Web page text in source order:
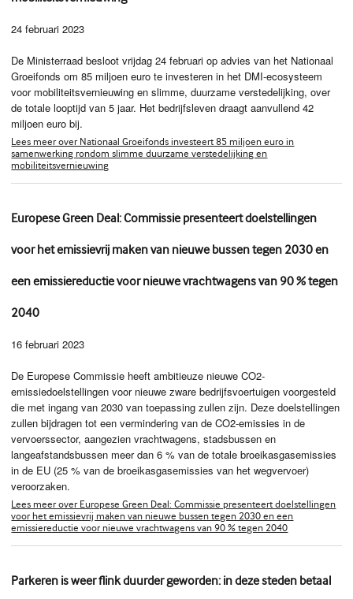
24 februari 2023
De Ministerraad besloot vrijdag 24 februari op advies van het Nationaal
Groeifonds om 85 miljoen euro te investeren in het DMI-ecosysteem
voor mobiliteitsvernieuwing en slimme, duurzame verstedelijking, over
de totale looptijd van 5 jaar. Het bedrijfsleven draagt aanvullend 42
miljoen euro bij.
Lees meer over Nationaal Groeifonds investeert 85 miljoen euro in
samenwerking rondom slimme duurzame verstedelijking en
mobiliteitsvernieuwing
Europese Green Deal: Commissie presenteert doelstellingen
voor het emissievrij maken van nieuwe bussen tegen 2030 en
een emissiereductie voor nieuwe vrachtwagens van 90 % tegen
2040
16 februari 2023
De Europese Commissie heeft ambitieuze nieuwe CO2-
emissiedoelstellingen voor nieuwe zware bedrijfsvoertuigen voorgesteld
die met ingang van 2030 van toepassing zullen zijn. Deze doelstellingen
zullen bijdragen tot een vermindering van de CO2-emissies in de
vervoerssector, aangezien vrachtwagens, stadsbussen en
langeafstandsbussen meer dan 6 % van de totale broeikasgasemissies
in de EU (25 % van de broeikasgasemissies van het wegvervoer)
veroorzaken.
Lees meer over Europese Green Deal: Commissie presenteert doelstellingen
voor het emissievrij maken van nieuwe bussen tegen 2030 en een
emissiereductie voor nieuwe vrachtwagens van 90 % tegen 2040
Parkeren is weer flink duurder geworden: in deze steden betaal